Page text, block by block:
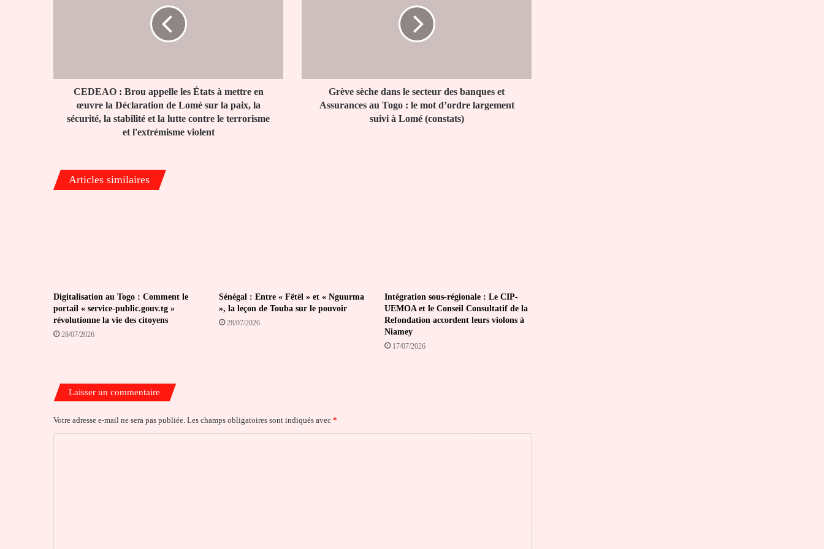
en
Déclaration
paix,
le
terrorisme
et
l'extrémisme
CEDEAO : Brou appelle les États à mettre en
œuvre la Déclaration de Lomé sur la paix, la
sécurité, la stabilité et la lutte contre le terrorisme
et l'extrémisme violent
Assurances
Togo :
Grève sèche dans le secteur des banques et
Assurances au Togo : le mot d’ordre largement
suivi à Lomé (constats)
Articles similaires
Digitalisation au Togo : Comment le
portail « service-public.gouv.tg »
révolutionne la vie des citoyens
28/07/2026
Sénégal : Entre « Fëtël » et « Nguurma
», la leçon de Touba sur le pouvoir
28/07/2026
Intégration sous-régionale : Le CIP-
UEMOA et le Conseil Consultatif de la
Refondation accordent leurs violons à
Niamey
17/07/2026
Laisser un commentaire
Votre adresse e-mail ne sera pas publiée. Les champs obligatoires sont indiqués avec *